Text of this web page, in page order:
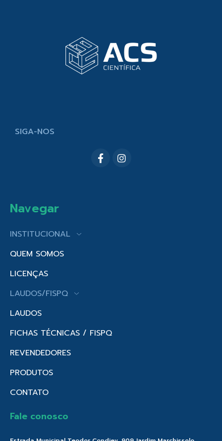
SIGA-NOS
Navegar
INSTITUCIONAL
QUEM SOMOS
LICENÇAS
LAUDOS/FISPQ
LAUDOS
FICHAS TÉCNICAS / FISPQ
REVENDEDORES
PRODUTOS
CONTATO
Fale conosco